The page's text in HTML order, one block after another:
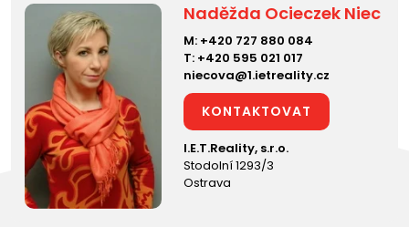
Naděžda Ocieczek Niec
M: +420 727 880 084
T: +420 595 021 017
niecova@1.ietreality.cz
KONTAKTOVAT
I.E.T.Reality, s.r.o.
Stodolní 1293/3
Ostrava